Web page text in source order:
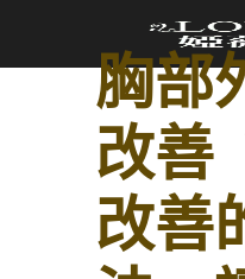
胸部
改善
改善